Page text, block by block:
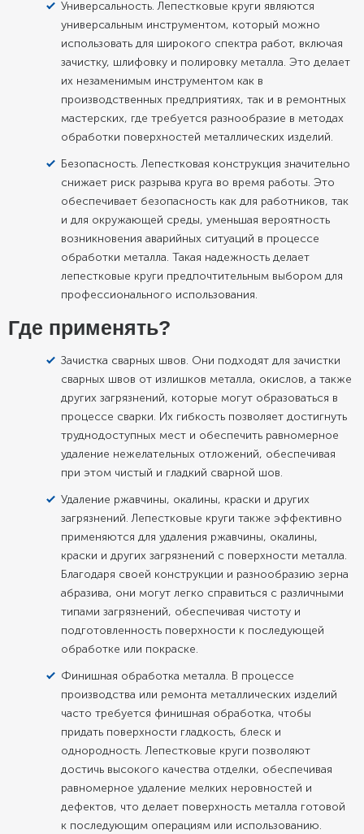
Универсальность. Лепестковые круги являются
универсальным инструментом, который можно
использовать для широкого спектра работ, включая
зачистку, шлифовку и полировку металла. Это делает
их незаменимым инструментом как в
производственных предприятиях, так и в ремонтных
мастерских, где требуется разнообразие в методах
обработки поверхностей металлических изделий.
Безопасность. Лепестковая конструкция значительно
снижает риск разрыва круга во время работы. Это
обеспечивает безопасность как для работников, так
и для окружающей среды, уменьшая вероятность
возникновения аварийных ситуаций в процессе
обработки металла. Такая надежность делает
лепестковые круги предпочтительным выбором для
профессионального использования.
Где применять?
Зачистка сварных швов. Они подходят для зачистки
сварных швов от излишков металла, окислов, а также
других загрязнений, которые могут образоваться в
процессе сварки. Их гибкость позволяет достигнуть
труднодоступных мест и обеспечить равномерное
удаление нежелательных отложений, обеспечивая
при этом чистый и гладкий сварной шов.
Удаление ржавчины, окалины, краски и других
загрязнений. Лепестковые круги также эффективно
применяются для удаления ржавчины, окалины,
краски и других загрязнений с поверхности металла.
Благодаря своей конструкции и разнообразию зерна
абразива, они могут легко справиться с различными
типами загрязнений, обеспечивая чистоту и
подготовленность поверхности к последующей
обработке или покраске.
Финишная обработка металла. В процессе
производства или ремонта металлических изделий
часто требуется финишная обработка, чтобы
придать поверхности гладкость, блеск и
однородность. Лепестковые круги позволяют
достичь высокого качества отделки, обеспечивая
равномерное удаление мелких неровностей и
дефектов, что делает поверхность металла готовой
к последующим операциям или использованию.